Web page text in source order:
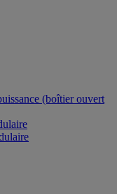
(boîtier ouvert